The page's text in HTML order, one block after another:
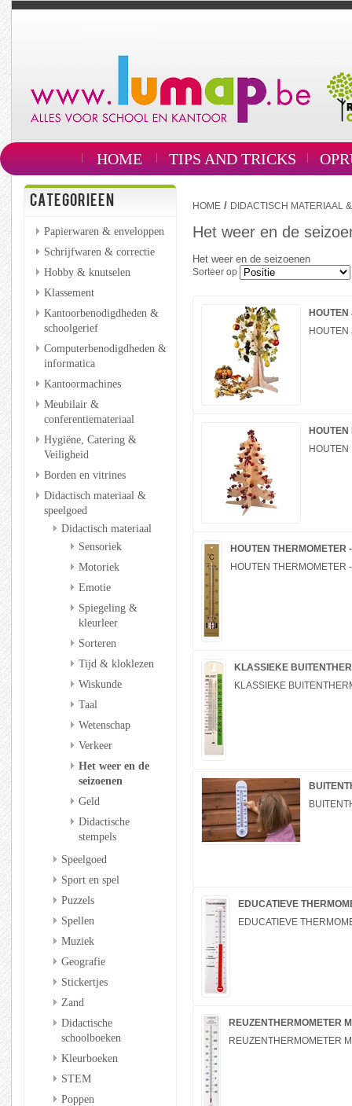
HOME TIPS AND TRICKS
CATEGORIEEN
Papierwaren & enveloppen
Schrijfwaren & correctie
Hobby & knutselen
Klassement
Kantoorbenodigdheden &
schoolgerief
Computerbenodigdheden &
informatica
Kantoormachines
Meubilair &
conferentiemateriaal
Hygiëne, Catering &
Veiligheid
Borden en vitrines
Didactisch materiaal &
speelgoed
Didactisch materiaal
Sensoriek
Motoriek
Emotie
Spiegeling &
kleurleer
Sorteren
Tijd & kloklezen
Wiskunde
Taal
Wetenschap
Verkeer
Het weer en de
seizoenen
Geld
Didactische
stempels
Speelgoed
Sport en spel
Puzzels
Spellen
Muziek
Geografie
Stickertjes
Zand
Didactische
schoolboeken
Kleurboeken
STEM
Poppen
HOME / DIDACTISCH MATERIAAL
Het weer en de
Het weer en de seizoenen
Sorteer op
HOUTEN THERMOMETER
HOUTEN THERMOMETER
KLASSIEKE
KLASSIEKE
EDUCATIEVE
EDUCATIEVE
REUZENTHERMOMETER
REUZENTHERMOMETER